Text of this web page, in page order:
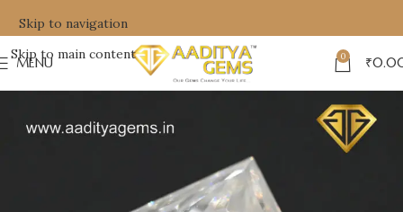
Skip to navigation
Skip to main content
MENU 0 ₹